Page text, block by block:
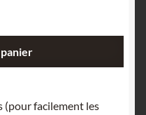
(pour facilement les